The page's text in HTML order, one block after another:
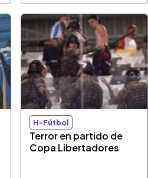
H-Fútbol
Terror en partido de
Copa Libertadores